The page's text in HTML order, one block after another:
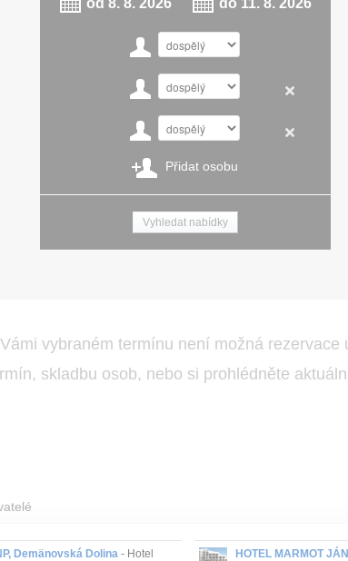
od 8. 8. 2026 do 11. 8. 2026
Přidat osobu
vybraném termínu není možná
skladbu osob, nebo si prohlédněte
Demänovská Dolina - Hotel
HOTEL MARMOT